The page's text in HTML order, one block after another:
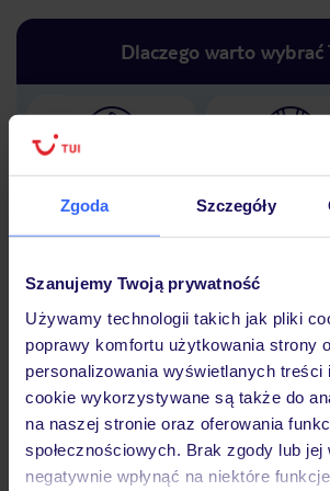
Zgoda Szczegóły
Szanujemy Twoją prywatność
Używamy technologii takich jak pliki
poprawy komfortu użytkowania strony
personalizowania wyświetlanych treści
cookie wykorzystywane są także do
na naszej stronie oraz oferowania
społecznościowych. Brak zgody lub
negatywnie wpłynąć na niektóre
Dlaczego warto wybrać
Hotel
Opinie